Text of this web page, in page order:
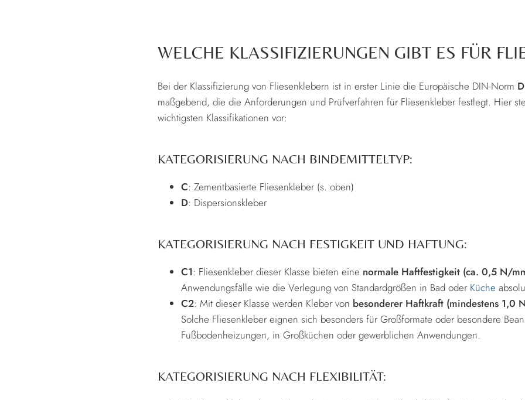
WELCHE KLASSIFIZIERUNGEN GIBT ES FÜR
Bei der Klassifizierung von Fliesenklebern ist in erster Linie die Europäische DIN-Norm
maßgebend, die die Anforderungen und Prüfverfahren für Fliesenkleber festlegt. Hier
wichtigsten Klassifikationen vor:
KATEGORISIERUNG NACH BINDEMITTELTYP:
C: Zementbasierte Fliesenkleber (s. oben)
D: Dispersionskleber
KATEGORISIERUNG NACH FESTIGKEIT UND HAFTUNG:
C1: Fliesenkleber dieser Klasse bieten eine normale Haftfestigkeit (ca. 0,5 N/
Anwendungsfälle wie die Verlegung von Standardgrößen in Bad oder Küche
C2: Mit dieser Klasse werden Kleber von besonderer Haftkraft (mindestens 1,0
Solche Fliesenkleber eignen sich besonders für Großformate oder besondere
Fußbodenheizungen, in Großküchen oder gewerblichen Anwendungen.
KATEGORISIERUNG NACH FLEXIBILITÄT: